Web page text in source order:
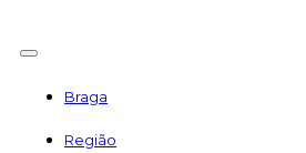
Braga
Região